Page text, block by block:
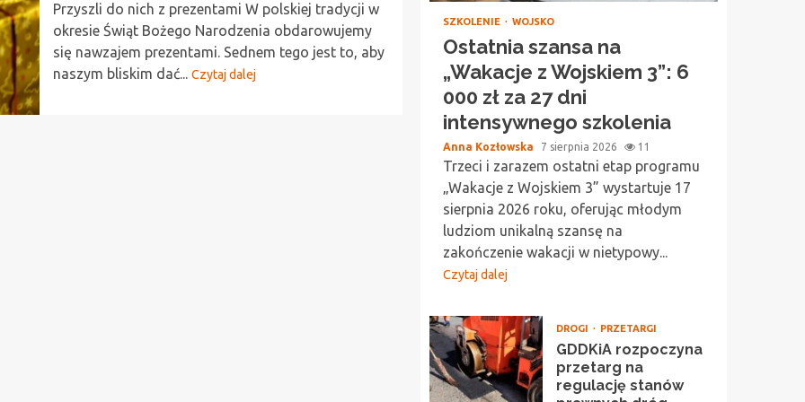
Przyszli do nich z prezentami W polskiej tradycji w
okresie Świąt Bożego Narodzenia obdarowujemy
się nawzajem prezentami. Sednem tego jest to, aby
naszym bliskim dać... Czytaj dalej
SZKOLENIE WOJSKO
Ostatnia szansa na
„Wakacje z Wojskiem 3”: 6
000 zł za 27 dni
intensywnego szkolenia
Anna Kozłowska 7 sierpnia 2026 11
Trzeci i zarazem ostatni etap programu
„Wakacje z Wojskiem 3” wystartuje 17
sierpnia 2026 roku, oferując młodym
ludziom unikalną szansę na
zakończenie wakacji w nietypowy...
Czytaj dalej
DROGI PRZETARGI
GDDKiA rozpoczyna
przetarg na
regulację stanów